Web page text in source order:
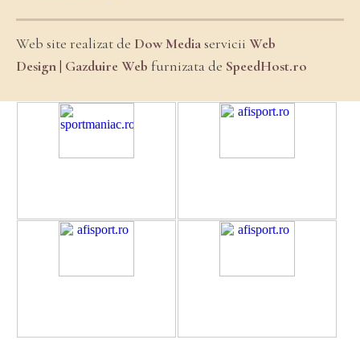
Web site realizat de Dow Mediaservicii Web
Design| Gazduire Web furnizata de SpeedHost.ro